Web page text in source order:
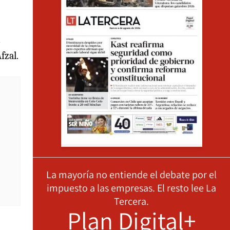
La mayoría no entiende el debate por el
impuesto a las empresas. El resto lee La
Tercera.
Plan Digital+